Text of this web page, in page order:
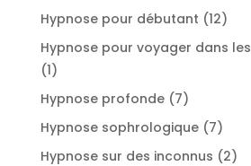
Hypnose pour débutant 1212
Hypnose pour voyager dans
11
Hypnose profonde 77
produits
Hypnose sophrologique 77
Hypnose sur des inconnus 22